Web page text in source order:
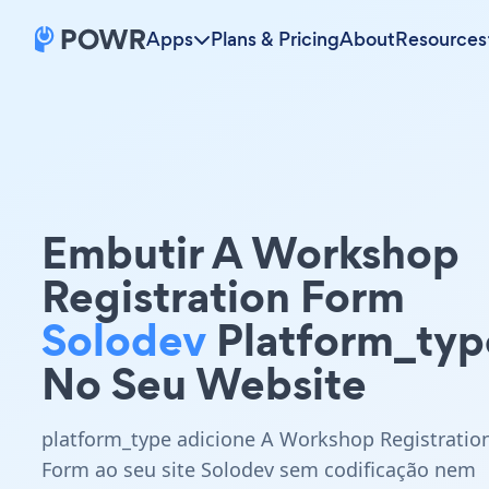
Apps Plans & PricingAboutResources
Embutir A Workshop
Registration Form
Solodev
No Seu Website
platform_type adicione A Workshop
Form ao seu site Solodev sem codificação nem